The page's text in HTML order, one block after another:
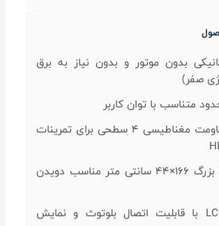
بدون موتور و بدون نیاز به برق
صفر)
متناسب با توان کاربر
سیستم مقاومت مغناطیسی ۴ سطحی برای تمرینات
عرض تیمه بزرگ 166×44 سانتی متر مناسب دویدن
نمایشگر LCD با قابلیت اتصال بلوتوث و نمایش